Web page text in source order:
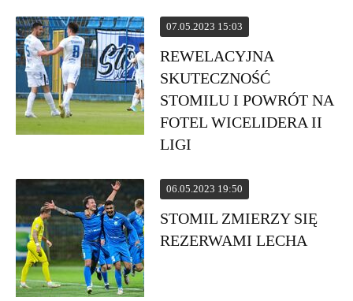
07.05.2023 15:03
REWELACYJNA
SKUTECZNOŚĆ
STOMILU I POWRÓT NA
FOTEL WICELIDERA II
LIGI
06.05.2023 19:50
STOMIL ZMIERZY SIĘ
REZERWAMI LECHA